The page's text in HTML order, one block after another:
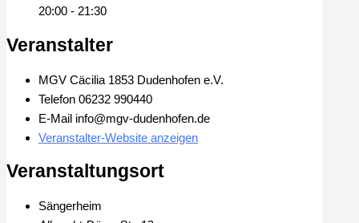
20:00 - 21:30
Veranstalter
MGV Cäcilia 1853 Dudenhofen e.V.
Telefon 06232 990440
E-Mail info@mgv-dudenhofen.de
Veranstalter-Website anzeigen
Veranstaltungsort
Sängerheim